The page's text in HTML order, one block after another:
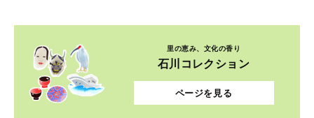
里の恵み、文化の香り
石川コレクション
ページを見る